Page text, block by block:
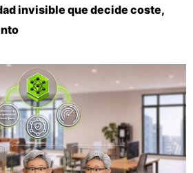
invisible que decide coste,